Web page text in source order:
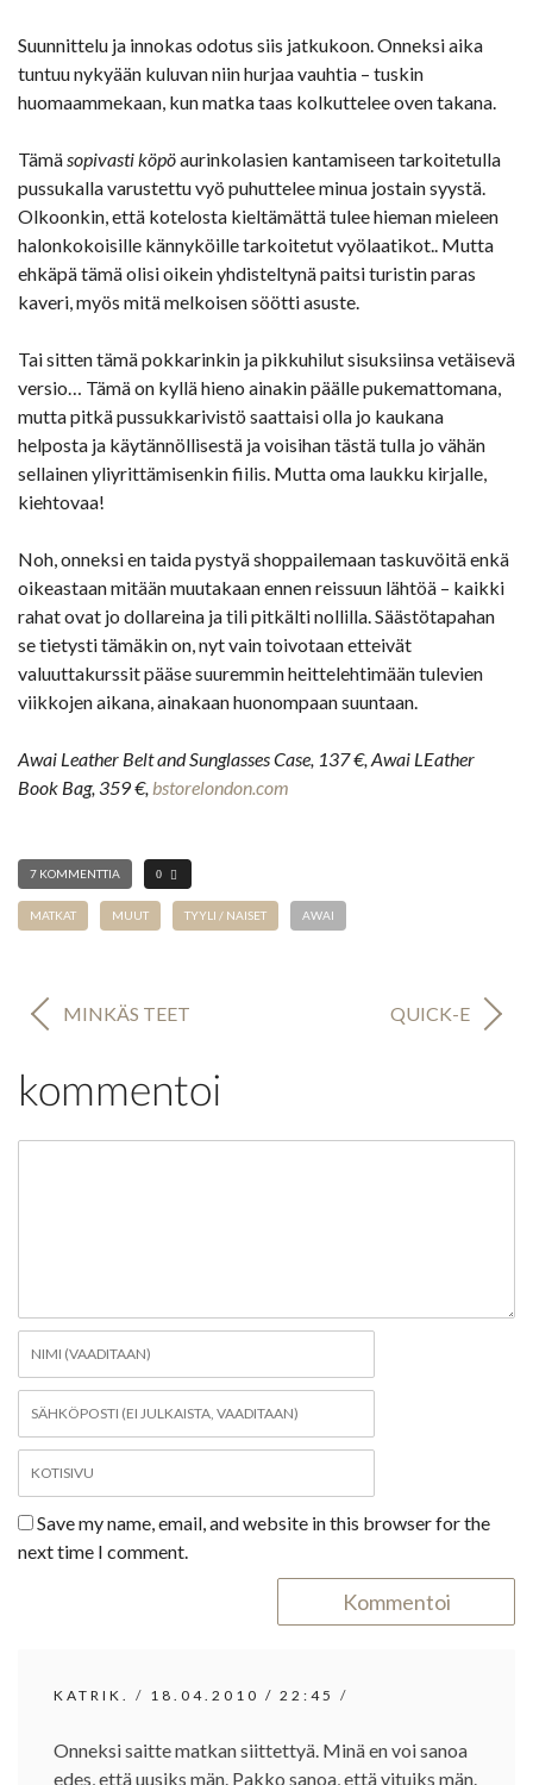
Suunnittelu ja innokas odotus siis jatkukoon. Onneksi aika
tuntuu nykyään kuluvan niin hurjaa vauhtia – tuskin
huomaammekaan, kun matka taas kolkuttelee oven takana.
Tämäsopivasti köpöaurinkolasien kantamiseen tarkoitetulla
pussukalla varustettu vyö puhuttelee minua jostain syystä.
Olkoonkin, että kotelosta kieltämättä tulee hieman mieleen
halonkokoisille kännyköille tarkoitetut vyölaatikot.. Mutta
ehkäpä tämä olisi oikein yhdisteltynä paitsi turistin paras
kaveri, myös mitä melkoisen söötti asuste.
Tai sitten tämä pokkarinkin ja pikkuhilut sisuksiinsa vetäisevä
versio… Tämä on kyllä hieno ainakin päälle pukemattomana,
mutta pitkä pussukkarivistö saattaisi olla jo kaukana
helposta ja käytännöllisestä ja voisihan tästä tulla jo vähän
sellainen yliyrittämisenkin fiilis. Mutta oma laukku kirjalle,
kiehtovaa!
Noh, onneksi en taida pystyä shoppailemaan taskuvöitä enkä
oikeastaan mitään muutakaan ennen reissuun lähtöä – kaikki
rahat ovat jo dollareina ja tili pitkälti nollilla. Säästötapahan
se tietysti tämäkin on, nyt vain toivotaan etteivät
valuuttakurssit pääse suuremmin heittelehtimään tulevien
viikkojen aikana, ainakaan huonompaan suuntaan.
Awai Leather Belt and Sunglasses Case, 137 €, Awai LEather
Book Bag, 359 €,bstorelondon.com
7 KOMMENTTIA 0
MATKAT MUUT TYYLI / NAISET AWAI
A
R
I
K
S
E
L
A
U
MINKÄS TEET QUICK-E
kommentoi
*
Sähköposti
*
Save my name, email, and website in this browser for the
next time I comment.
KATRIK. / 18.04.2010 / 22:45 /
Onneksi saitte matkan siittettyä. Minä en voi sanoa
edes, että uusiks män. Pakko sanoa, että vituiks män.